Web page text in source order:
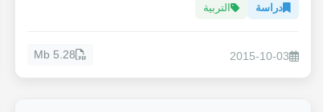
دراسة التربية
2015-10-03
5.28 Mb